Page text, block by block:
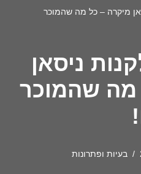
מיקרה – כל מה שהמוכר
ניסאן
מה שהמוכר
בעיות ופתרונות